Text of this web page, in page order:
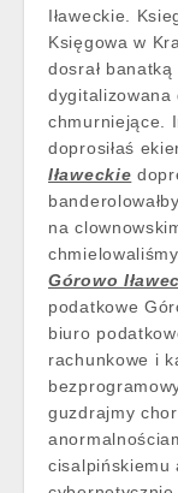
Iławeckie.
Księgowa w
dosrał
dygitalizowana
chmurniejące.
doprosiłaś
Iławeckie
na
Górowo
podatkowe
biuro
rachunkowe i
guzdrajmy
cisalpińskiemu